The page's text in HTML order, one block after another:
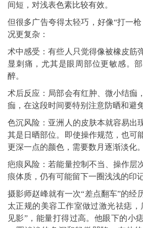
间短，对浅表色素比较有效。
但很多广告夸得太轻巧，好像“打一
况更复杂：
术中感受：有些人只觉得像被橡皮筋
显刺痛，尤其是眼周部位更敏感。
醉。
术后反应：局部会有红肿、微小结痂
痂，在这段时间要特别注意防晒和避
色沉风险：亚洲人的皮肤本就容易出
其是日晒部位。即使操作规范，也可
更深一点的颜色，需要数月逐渐淡化。
疤痕风险：若能量控制不当、操作层
痕体质，仍有可能留下一圈浅浅的印
摄影师赵峰就有一次“差点翻车”的经
太正规的美容工作室做过激光祛痣
见影”，能量打得过高。他眼下的小